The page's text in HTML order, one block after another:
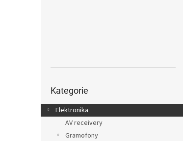
kategorie
Kategorie
Elektronika
AV receivery
Gramofony